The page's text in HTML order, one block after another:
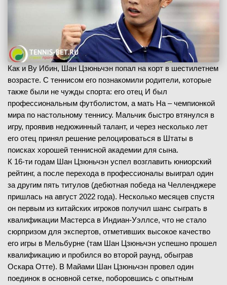
Как и Ву Ибин, Шан Цзюньчэн попал на корт в шестилетнем
возрасте. С теннисом его познакомили родители, которые
также были не чужды спорта: его отец И был
профессиональным футболистом, а мать На – чемпионкой
мира по настольному теннису. Мальчик быстро втянулся в
игру, проявив недюжинный талант, и через несколько лет
его отец принял решение релоцироваться в Штаты в
поисках хорошей теннисной академии для сына.
К 16-ти годам Шан Цзюньчэн успел возглавить юниорский
рейтинг, а после перехода в профессионалы выиграл один
за другим пять титулов (дебютная победа на Челленджере
пришлась на август 2022 года). Несколько месяцев спустя
он первым из китайских игроков получил шанс сыграть в
квалификации Мастерса в Индиан-Уэллсе, что не стало
сюрпризом для экспертов, отметивших высокое качество
его игры в Мельбурне (там Шан Цзюньчэн успешно прошел
квалификацию и пробился во второй раунд, обыграв
Оскара Отте). В Майами Шан Цзюньчэн провел один
поединок в основной сетке, поборовшись с опытным